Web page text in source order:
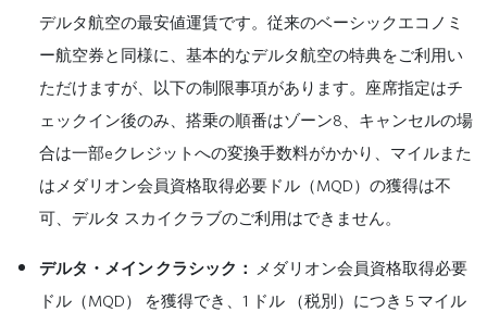
デルタ航空の最安値運賃です。従来のベーシックエコノミ
ー航空券と同様に、基本的なデルタ航空の特典をご利用い
ただけますが、以下の制限事項があります。 座席指定はチ
ェックイン後のみ、搭乗の順番はゾーン8 、キャンセルの場
合は一部eクレジットへの変換手数料がかかり、マイルまた
はメダリオン会員資格取得必要ドル（MQD）の獲得は不
可、デルタ スカイクラブのご利用はできません。
デルタ・メインクラシック ：
メダリオン会員資格取得必要
ドル（MQD） を獲得でき、 1 ドル （税別）につき 5 マイル